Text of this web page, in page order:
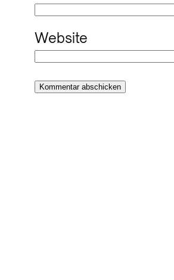
Website